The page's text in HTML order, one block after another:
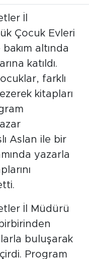
İl
Çocuk Evleri
altında
katıldı.
farklı
kitapları
Aslan ile bir
yazarla
İl Müdürü
buluşarak
Program